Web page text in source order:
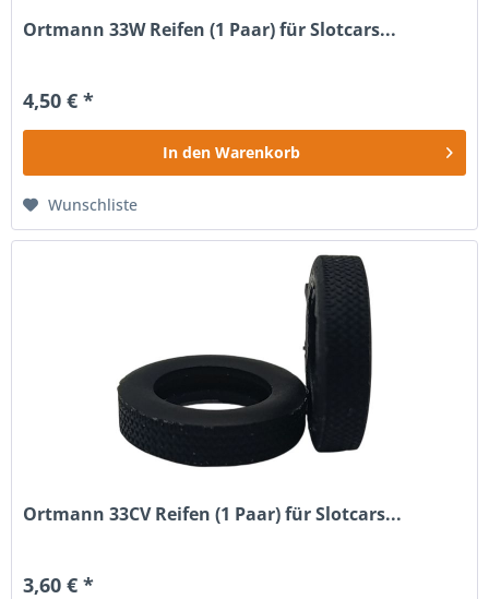
Ortmann 33W Reifen (1 Paar) für Slotcars...
4,50 € *
In den Warenkorb
Wunschliste
Ortmann 33CV Reifen (1 Paar) für Slotcars...
3,60 € *